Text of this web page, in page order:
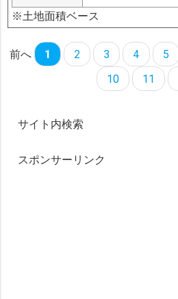
※土地面積ベース
前へ 1 2 3 4 5
10
11
サイト内検索
スポンサーリンク